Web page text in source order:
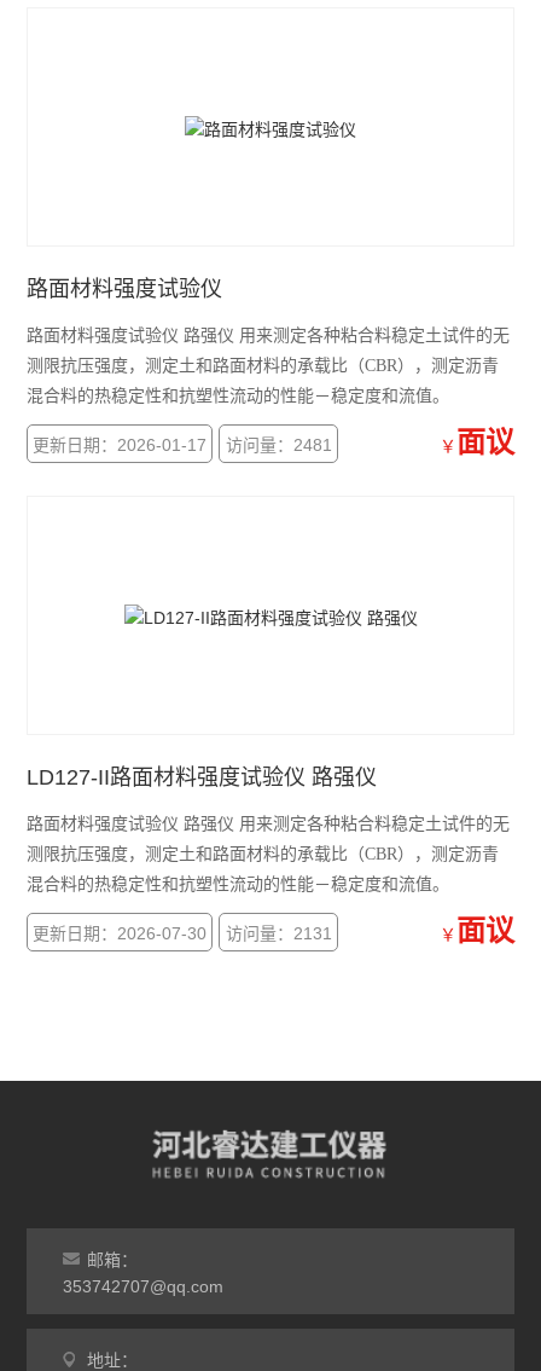
路面材料强度试验仪
振动压实成型机
路面材料强度试验仪
路面材料强度试验仪 路强仪 用来测定各种粘合料稳定土试件的无
测限抗压强度，测定土和路面材料的承载比（CBR），测定沥青
混合料的热稳定性和抗塑性流动的性能－稳定度和流值。
更新日期：2026-01-17 访问量：2481 ￥ 面议
LD127-II路面材料强度试验仪 路强仪
路面材料强度试验仪 路强仪 用来测定各种粘合料稳定土试件的无
测限抗压强度，测定土和路面材料的承载比（CBR），测定沥青
混合料的热稳定性和抗塑性流动的性能－稳定度和流值。
更新日期：2026-07-30 访问量：2131 ￥ 面议
邮箱：
353742707@qq.com
地址：